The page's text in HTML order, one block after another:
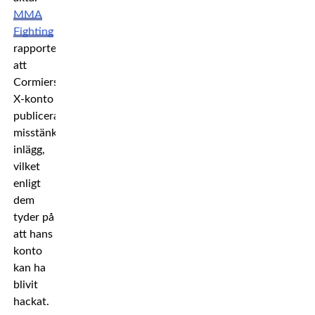
MMA
Fighting
rapporterar
att
Cormiers
X-konto
publicerat
misstänkta
inlägg,
vilket
enligt
dem
tyder på
att hans
konto
kan ha
blivit
hackat.